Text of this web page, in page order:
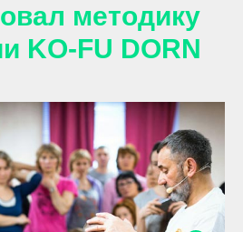
методику
KO-FU DORN